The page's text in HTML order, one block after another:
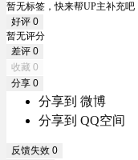
暂无标签，快来帮UP主补充吧
好评 0
暂无评分
差评 0
收藏 0
分享 0
分享到 微博
分享到 QQ空间
反馈失效 0